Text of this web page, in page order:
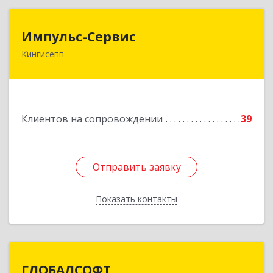
Импульс-Сервис
Кингисепп
Клиентов на сопровождении 39
Отправить заявку
Показать контакты
188480, Ленинградская обл, Кингисеппский р-н,
Отправить заявку
Назад